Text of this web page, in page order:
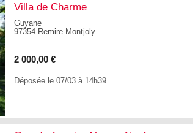
Villa de Charme
Guyane
97354 Remire-Montjoly
2 000,00 €
Déposée le 07/03 à 14h39